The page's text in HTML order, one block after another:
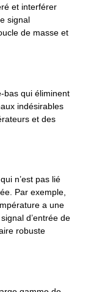
et interférer
signal
de masse et
bas qui éliminent
indésirables
et des
n’est pas lié
Par exemple,
a une
d’entrée de
robuste